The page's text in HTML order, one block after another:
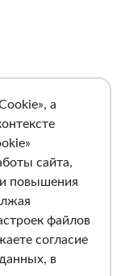
а
сайта,
повышения
файлов
согласие
в